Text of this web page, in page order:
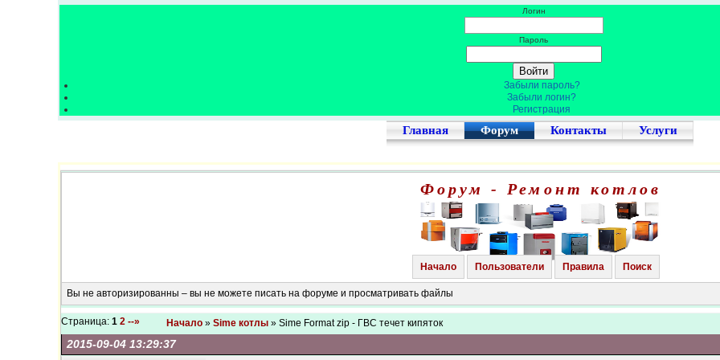
Логин
Пароль
Забыли пароль?
Забыли логин?
Регистрация
Главная Форум Контакты Услуги
Форум - Ремонт котлов
Начало Пользователи Правила Поиск
Вы не авторизированны – вы не можете писать на форуме и просматривать файлы
Страница: 1 2 --» Начало » Sime котлы » Sime Format zip - ГВС течет кипяток
2015-09-04 13:29:37